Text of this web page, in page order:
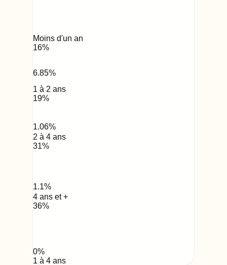
Moins d'un an
16%
6.85%
1 à 2 ans
19%
1.06%
2 à 4 ans
31%
1.1%
4 ans et +
36%
0%
1 à 4 ans